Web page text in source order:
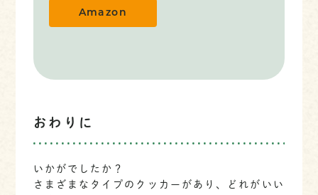
Amazon
おわりに
いかがでしたか？
さまざまなタイプのクッカーがあり、どれがいい